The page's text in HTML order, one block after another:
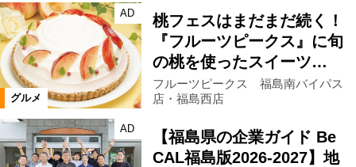
グルメ
AD
桃フェスはまだまだ続く！
『フルーツピークス』に旬
の桃を使ったスイーツ…
フルーツピークス 福島南バイパス
店・福島西店
AD
【福島県の企業ガイド Be
CAL福島版2026-2027】地